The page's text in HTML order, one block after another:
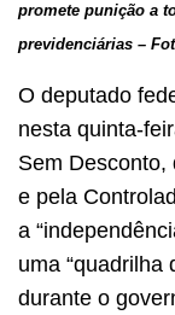
promete punição a
previdenciárias –
O deputado
nesta quinta-
Sem Desconto,
e pela
a
uma “quadrilha
durante o